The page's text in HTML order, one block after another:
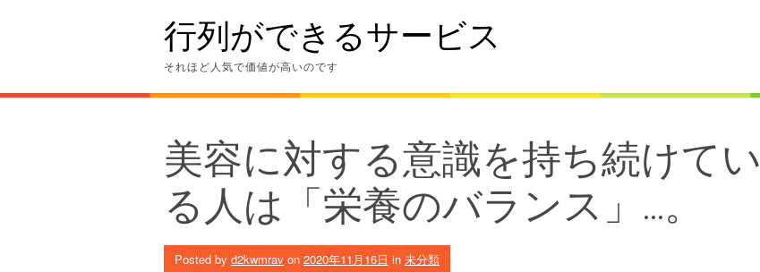
行列ができるサービス
それほど人気で価値が高いのです
美容に対する意識を持ち続けてい
る人は「栄養のバランス」…。
Posted by d2kwmrav on 2020年11月16日 in 未分類